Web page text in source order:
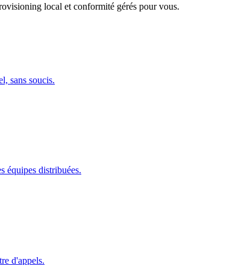
local et conformité gérés pour vous.
sans soucis.
équipes distribuées.
d'appels.